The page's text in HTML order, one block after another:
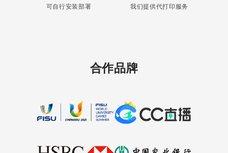
可自行安装部署 我们提供代打印服务
合作品牌